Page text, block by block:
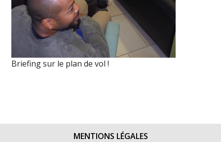
Briefing sur le plan de vol !
MENTIONS LÉGALES